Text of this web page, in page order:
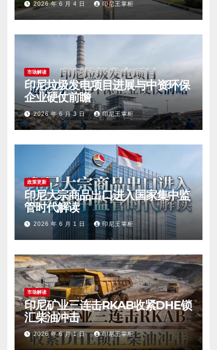
2026 年 6 月 4 日 印尼王掌柜
市场解读
印尼垃圾发电项目进展与中资环保
企业硬仗前瞻
2026 年 6 月 3 日 印尼王掌柜
政策更新
印尼大宗商品出口进入国家集中监
管时代解读
2026 年 6 月 1 日 印尼王掌柜
市场解读
印尼矿业三连击RKAB收紧DHE锁
汇柴油冲击
2026 年 6 月 1 日 印尼王掌柜